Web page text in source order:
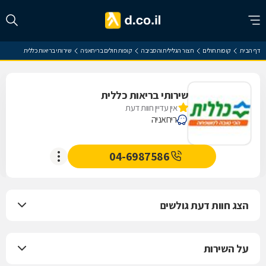
דף הבית קופות חולים חצור הגלילית והסביבה קופות חולים בריחאניה שירותי בריאות כללית
שירותי בריאות כללית
אין עדיין חוות דעת
ריחאניה
04-6987586
הצג חוות דעת גולשים
על השירות